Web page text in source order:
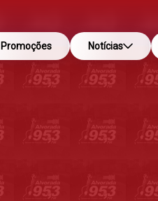
Promoções Notícias